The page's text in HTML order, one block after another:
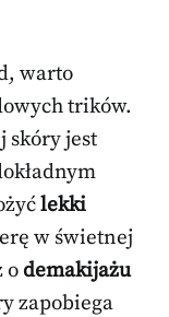
warto
trików.
skóry jest
lekki
w świetnej
odemakijażu
zapobiega